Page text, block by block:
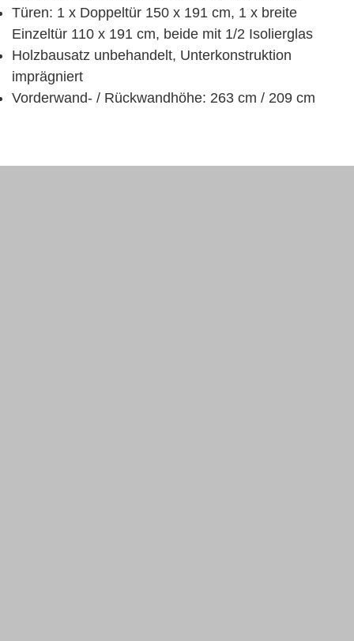
Türen: 1 x Doppeltür 150 x 191 cm, 1 x breite
Einzeltür 110 x 191 cm, beide mit 1/2 Isolierglas
Holzbausatz unbehandelt, Unterkonstruktion
imprägniert
Vorderwand- / Rückwandhöhe: 263 cm / 209 cm